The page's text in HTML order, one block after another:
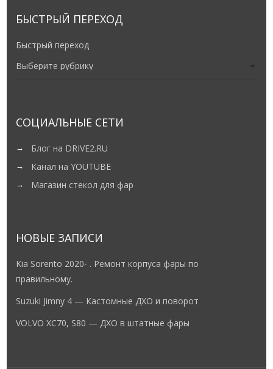
БЫСТРЫЙ ПЕРЕХОД
Быстрый переход
СОЦИАЛЬНЫЕ СЕТИ
Блог на DRIVE2.RU
Канал на YOUTUBE
Магазин стекол для фар
НОВЫЕ ЗАПИСИ
Kia Sorento 2020- . Ремонт корпуса фары по
правильному.
Suzuki Jimny 4 — Кастомные ДХО и поворот
VOLVO XC70, S80 — ДХО в штатные фары